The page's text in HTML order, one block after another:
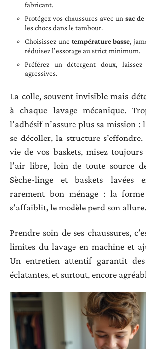
fabricant.
Protégez vos chaussures avec un sac
les chocs dans le tambour.
Choisissez une température basse,
réduisez l’essorage au strict minimum.
Préférez un détergent doux,
agressives.
La colle, souvent invisible mais
à chaque lavage mécanique.
l’adhésif n’assure plus sa mission
se décoller, la structure
vie de vos baskets, misez
l’air libre, loin de toute source
Sèche-linge et baskets lavées
rarement bon ménage : la
s’affaiblit, le modèle perd son allure.
Prendre soin de ses chaussures,
limites du lavage en machine et
Un entretien attentif garantit des
éclatantes, et surtout, encore